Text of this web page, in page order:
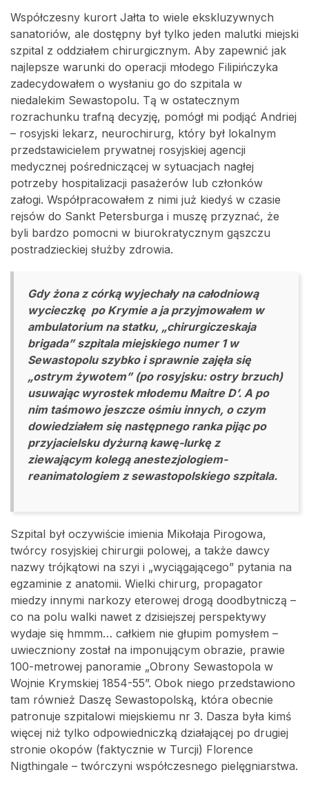
Współczesny kurort Jałta to wiele ekskluzywnych
sanatoriów, ale dostępny był tylko jeden malutki miejski
szpital z oddziałem chirurgicznym. Aby zapewnić jak
najlepsze warunki do operacji młodego Filipińczyka
zadecydowałem o wysłaniu go do szpitala w
niedalekim Sewastopolu. Tą w ostatecznym
rozrachunku trafną decyzję, pomógł mi podjąć Andriej
– rosyjski lekarz, neurochirurg, który był lokalnym
przedstawicielem prywatnej rosyjskiej agencji
medycznej pośredniczącej w sytuacjach nagłej
potrzeby hospitalizacji pasażerów lub członków
załogi. Współpracowałem z nimi już kiedyś w czasie
rejsów do Sankt Petersburga i muszę przyznać, że
byli bardzo pomocni w biurokratycznym gąszczu
postradzieckiej służby zdrowia.
Gdy żona z córką wyjechały na całodniową
wycieczkę po Krymie a ja przyjmowałem w
ambulatorium na statku, „chirurgiczeskaja
brigada” szpitala miejskiego numer 1 w
Sewastopolu szybko i sprawnie zajęła się
„ostrym żywotem” (po rosyjsku: ostry brzuch)
usuwając wyrostek młodemu Maitre D’. A po
nim taśmowo jeszcze ośmiu innych, o czym
dowiedziałem się następnego ranka pijąc po
przyjacielsku dyżurną kawę-lurkę z
ziewającym kolegą anestezjologiem-
reanimatologiem z sewastopolskiego szpitala.
Szpital był oczywiście imienia Mikołaja Pirogowa,
twórcy rosyjskiej chirurgii polowej, a także dawcy
nazwy trójkątowi na szyi i „wyciągającego” pytania na
egzaminie z anatomii. Wielki chirurg, propagator
miedzy innymi narkozy eterowej drogą doodbytniczą –
co na polu walki nawet z dzisiejszej perspektywy
wydaje się hmmm… całkiem nie głupim pomysłem –
uwieczniony został na imponującym obrazie, prawie
100-metrowej panoramie „Obrony Sewastopola w
Wojnie Krymskiej 1854-55”. Obok niego przedstawiono
tam również Daszę Sewastopolską, która obecnie
patronuje szpitalowi miejskiemu nr 3. Dasza była kimś
więcej niż tylko odpowiedniczką działającej po drugiej
stronie okopów (faktycznie w Turcji) Florence
Nigthingale – twórczyni współczesnego pielęgniarstwa.